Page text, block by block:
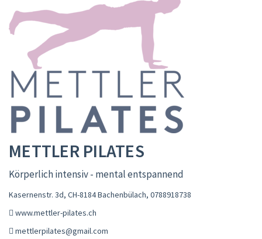
METTLER PILATES
Körperlich intensiv - mental entspannend
Kasernenstr. 3d, CH-8184 Bachenbülach, 0788918738
www.mettler-pilates.ch
mettlerpilates@gmail.com